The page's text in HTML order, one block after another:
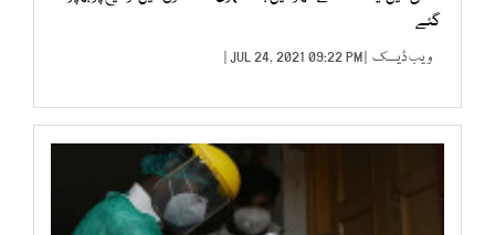
گئے
ویب ڈیسک | JUL 24, 2021 09:22 PM |